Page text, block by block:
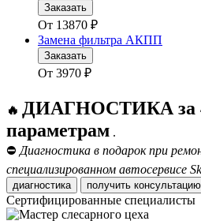
Заказать
От 13870 ₽
Замена фильтра АКПП
Заказать
От 3970 ₽
🔥 ДИАГНОСТИКА за
параметрам .
⛔ Диагностика в подарок при
специализированном автосервисе
диагностика получить консультацию
Сертифицированные специалисты